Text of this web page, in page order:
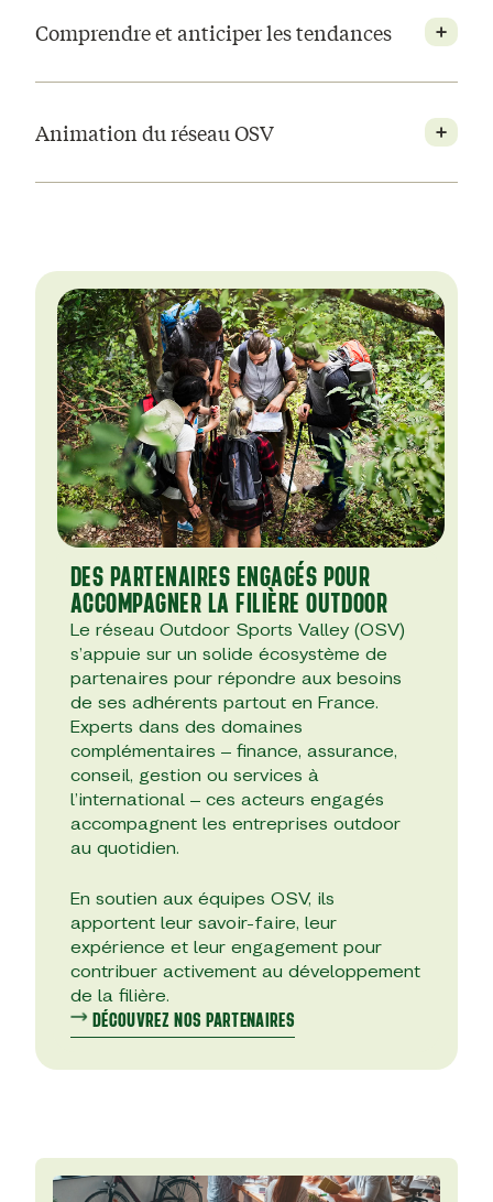
Comprendre et anticiper les tendances
Animation du réseau OSV
DES PARTENAIRES ENGAGÉS POUR
ACCOMPAGNER LA FILIÈRE OUTDOOR
Le réseau Outdoor Sports Valley (OSV)
s’appuie sur un solide écosystème de
partenaires pour répondre aux besoins
de ses adhérents partout en France.
Experts dans des domaines
complémentaires – finance, assurance,
conseil, gestion ou services à
l’international – ces acteurs engagés
accompagnent les entreprises outdoor
au quotidien.
En soutien aux équipes OSV, ils
apportent leur savoir-faire, leur
expérience et leur engagement pour
contribuer activement au développement
de la filière.
DÉCOUVREZ NOS PARTENAIRES